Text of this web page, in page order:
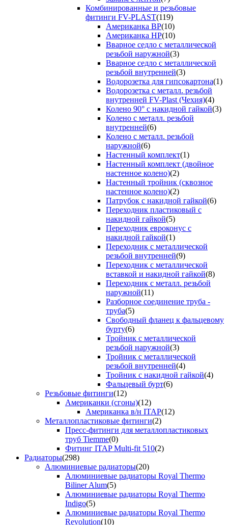
Комбинированные и резьбовые
фитинги FV-PLAST(119)
Американка ВР(10)
Американка НР(10)
Вварное седло с металлической
резьбой наружной(3)
Вварное седло с металлической
резьбой внутренней(3)
Водорозетка для гипсокартона(1)
Водорозетка с металл. резьбой
внутренней FV-Plast (Чехия)(4)
Колено 90° с накидной гайкой(3)
Колено с металл. резьбой
внутренней(6)
Колено с металл. резьбой
наружной(6)
Настенный комплект(1)
Настенный комплект (двойное
настенное колено)(2)
Настенный тройник (сквозное
настенное колено)(2)
Патрубок с накидной гайкой(6)
Переходник пластиковый с
накидной гайкой(5)
Переходник евроконус с
накидной гайкой(1)
Переходник с металлической
резьбой внутренней(9)
Переходник с металлической
вставкой и накидной гайкой(8)
Переходник с металл. резьбой
наружной(11)
Разборное соединение труба -
труба(5)
Свободный фланец к фальцевому
бурту(6)
Тройник с металлической
резьбой наружной(3)
Тройник с металлической
резьбой внутренней(4)
Тройник с накидной гайкой(4)
Фальцевый бурт(6)
Резьбовые фитинги(12)
Американки (сгоны)(12)
Американка в/н ITAP(12)
Металлопластиковые фитинги(2)
Пресс-фитинги для металлопластиковых
труб Tiemme(0)
Фитинг ITAP Multi-fit 510(2)
Радиаторы(298)
Алюминиевые радиаторы(20)
Алюминиевые радиаторы Royal Thermo
Biliner Alum(5)
Алюминиевые радиаторы Royal Thermo
Indigo(5)
Алюминиевые радиаторы Royal Thermo
Revolution(10)